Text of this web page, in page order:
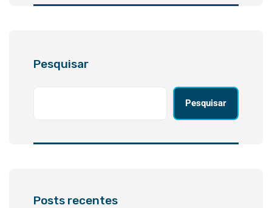
Pesquisar
Pesquisar
Posts recentes